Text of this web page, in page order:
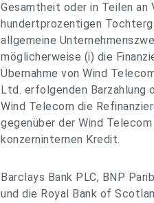
Gesamtheit oder in Teilen an
hundertprozentigen
allgemeine
möglicherweise (i) die
Übernahme von Wind
Ltd. erfolgenden Barzahlung
Wind Telecom die
gegenüber der Wind
konzerninternen Kredit.
Barclays Bank PLC, BNP
und die Royal Bank of